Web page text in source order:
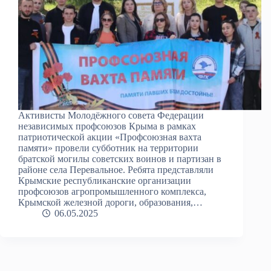
Активисты Молодёжного совета Федерации
независимых профсоюзов Крыма в рамках
патриотической акции «Профсоюзная вахта
памяти» провели субботник на территории
братской могилы советских воинов и партизан в
районе села Перевальное. Ребята представляли
Крымские республиканские организации
профсоюзов агропромышленного комплекса,
Крымской железной дороги, образования,…
06.05.2025